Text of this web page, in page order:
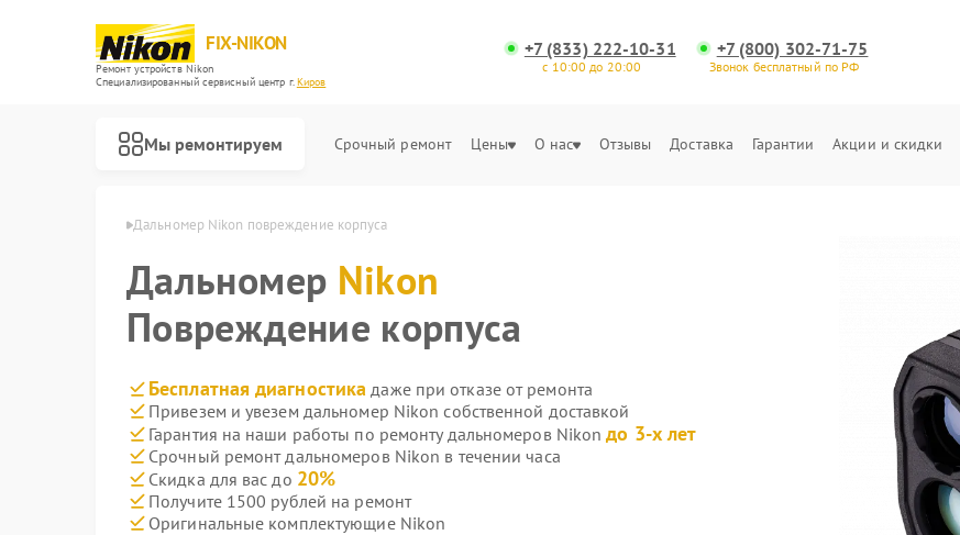
FIX-NIKON
Ремонт устройств Nikon
Специализированный cервисный центр г.Киров
+7 (833) 222-10-31
с 10:00 до 20:00
+7 (800) 302-71-75
Звонок бесплатный по РФ
Мы ремонтируем Срочный ремонт Цены О нас Отзывы Доставка Гарантии Акции и скидки
Nikon в Кирове Дальномер Nikon повреждение корпуса
Дальномер Nikon
Повреждение корпуса
Бесплатная диагностика даже при отказе от ремонта
Привезем и увезем дальномер Nikon собственной доставкой
Гарантия на наши работы по ремонту дальномеров Nikonдо 3-х лет
Срочный ремонт дальномеров Nikon в течении часа
Скидка для вас до 20%
Получите 1500 рублей на ремонт
Оригинальные комплектующие Nikon